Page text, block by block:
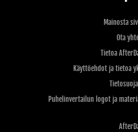
Mainosta
Ota
Tietoa
Käyttöehdot ja tietoa
Puhelinvertailun logot ja